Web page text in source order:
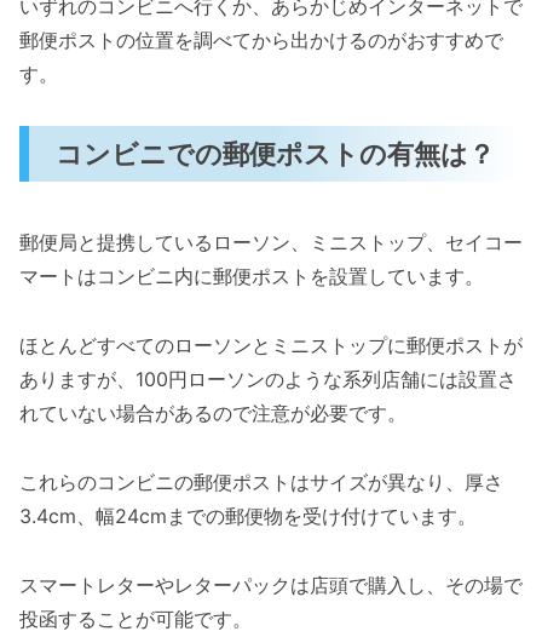
いずれのコンビニへ行くか、あらかじめインターネットで
郵便ポストの位置を調べてから出かけるのがおすすめで
す。
コンビニでの郵便ポストの有無は？
郵便局と提携しているローソン、ミニストップ、セイコー
マートはコンビニ内に郵便ポストを設置しています。
ほとんどすべてのローソンとミニストップに郵便ポストが
ありますが、100円ローソンのような系列店舗には設置さ
れていない場合があるので注意が必要です。
これらのコンビニの郵便ポストはサイズが異なり、厚さ
3.4cm、幅24cmまでの郵便物を受け付けています。
スマートレターやレターパックは店頭で購入し、その場で
投函することが可能です。